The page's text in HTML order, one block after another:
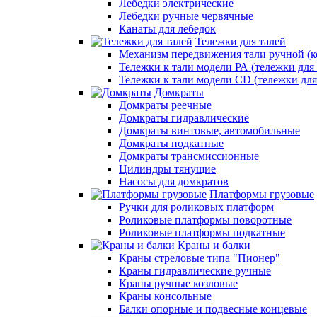
Лебедки электрические
Лебедки ручные червячные
Канаты для лебедок
Тележки для талей
Механизм передвижения тали ручной
Тележки к тали модели РА (тележки для
Тележки к тали модели CD (тележки
Домкраты
Домкраты реечные
Домкраты гидравлические
Домкраты винтовые, автомобильные
Домкраты подкатные
Домкраты трансмиссионные
Цилиндры тянущие
Насосы для домкратов
Платформы грузовые
Ручки для роликовых платформ
Роликовые платформы поворотные
Роликовые платформы подкатные
Краны и балки
Краны стреловые типа "Пионер"
Краны гидравлические ручные
Краны ручные козловые
Краны консольные
Балки опорные и подвесные концевые